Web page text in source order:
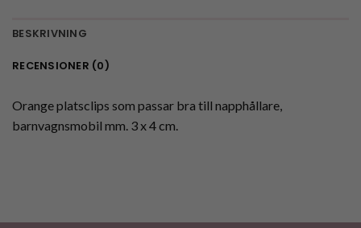
BESKRIVNING
RECENSIONER (0)
Orange platsclips som passar bra till napphållare,
barnvagnsmobil mm. 3 x 4 cm.